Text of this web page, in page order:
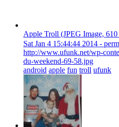
Apple Troll (JPEG Image,
Sat Jan 4 15:44:44 2014 -
http://www.ufunk.net/wp-
du-weekend-69-58.jpg
android apple fun troll ufunk